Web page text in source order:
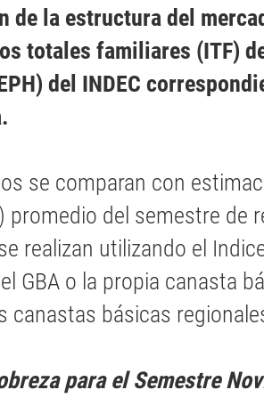
de la estructura del
totales familiares (ITF)
del INDEC
se comparan con
promedio del semestre de
realizan utilizando el
GBA o la propia canasta
canastas básicas
para el Semestre